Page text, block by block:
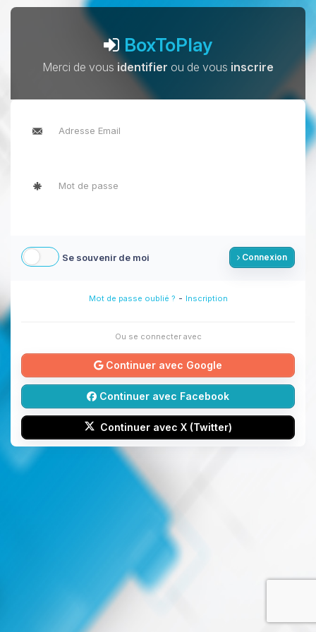
BoxToPlay
Merci de vous identifier ou de vous inscrire
Se souvenir de moi Connexion
Mot de passe oublié ? - Inscription
Ou se connecter avec
Continuer avec Google
Continuer avec Facebook
Continuer avec X (Twitter)